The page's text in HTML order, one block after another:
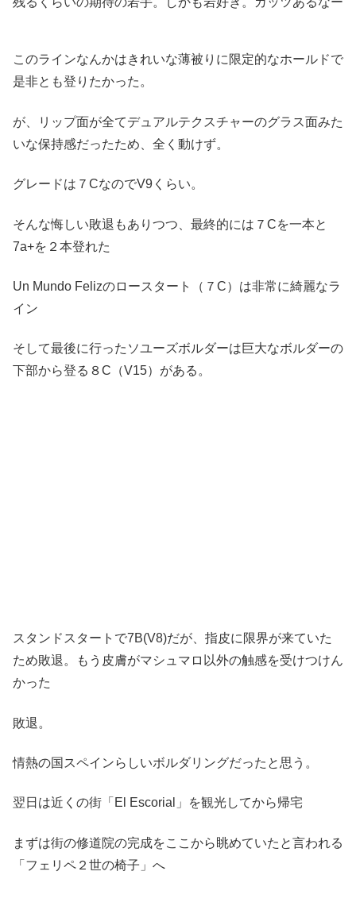
このラインなんかはきれいな薄被りに限定的なホールドで
是非とも登りたかった。
が、リップ面が全てデュアルテクスチャーのグラス面みた
いな保持感だったため、全く動けず。
グレードは７CなのでV9くらい。
そんな悔しい敗退もありつつ、最終的には７Cを一本と
7a+を２本登れた
Un Mundo Felizのロースタート（７C）は非常に綺麗なラ
イン
そして最後に行ったソユーズボルダーは巨大なボルダーの
下部から登る８C（V15）がある。
スタンドスタートで7B(V8)だが、指皮に限界が来ていた
ため敗退。もう皮膚がマシュマロ以外の触感を受けつけん
かった
敗退。
情熱の国スペインらしいボルダリングだったと思う。
翌日は近くの街「El Escorial」を観光してから帰宅
まずは街の修道院の完成をここから眺めていたと言われる
「フェリペ２世の椅子」へ